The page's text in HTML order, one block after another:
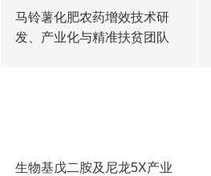
马铃薯化肥农药增效技术研
发、产业化与精准扶贫团队
生物基戊二胺及尼龙5X产业